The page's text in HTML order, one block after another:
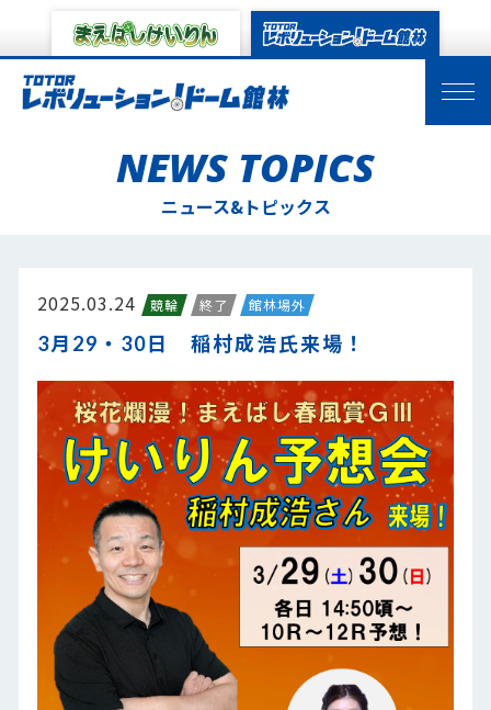
NEWS TOPICS
ニュース&トピックス
2025.03.24 競輪 終了 館林場外
3月29・30日 稲村成浩氏来場！